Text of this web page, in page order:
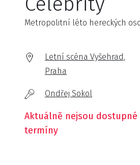
Metropolitní léto hereckých
Letní scéna Vyšehrad,
Praha
Ondřej Sokol
Aktuálně nejsou dostupné
termíny